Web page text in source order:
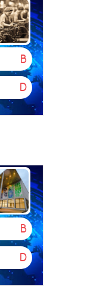
B
D
B
D